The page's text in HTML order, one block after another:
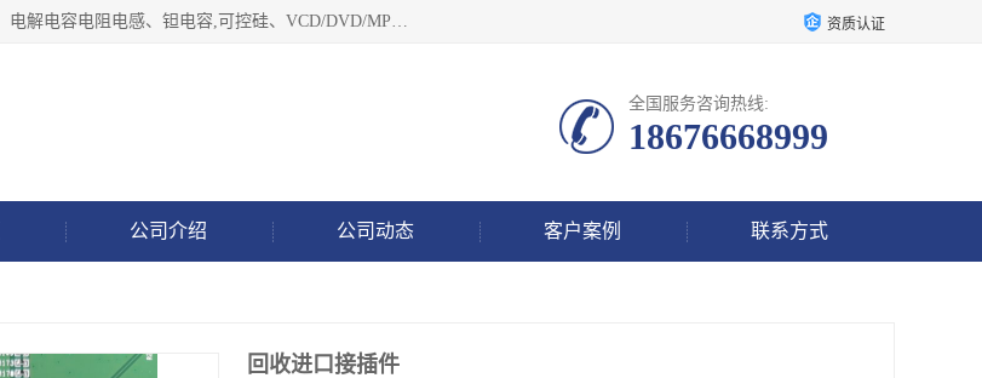
长期现金收购以下直插DIP,贴片SMD元器件:集成电路、二三极管、稳压管、 电解电容电阻电感、钽电容,可控硅、VCD/DVD/MP3激光头、红外发射接收、行管、 BGA芯片,霍尔元件、发光管、晶振,继电器,舌簧管舌簧继电器等各种电子元器件 , 量大量小不限!QQ9 联系电话谢先生 E-mail 资质认证
全国服务咨询热线:
18676668999
公司介绍 公司动态 客户案例 联系方式
回收进口接插件